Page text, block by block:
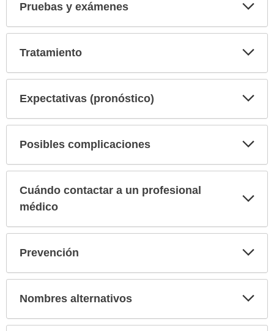
Pruebas y exámenes
Tratamiento
Expectativas (pronóstico)
Posibles complicaciones
Cuándo contactar a un profesional
médico
Prevención
Nombres alternativos